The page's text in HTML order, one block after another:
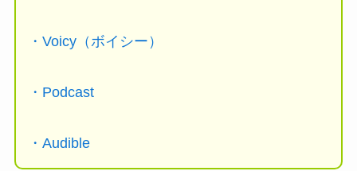
・Voicy（ボイシー）
・Podcast
・Audible